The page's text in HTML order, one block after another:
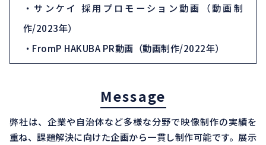
・サンケイ 採用プロモーション動画（動画制
作/2023年）
・FromP HAKUBA PR動画（動画制作/2022年）
Message
弊社は、企業や自治体など多様な分野で映像制作の実績を
重ね、課題解決に向けた企画から一貫し制作可能です。展示